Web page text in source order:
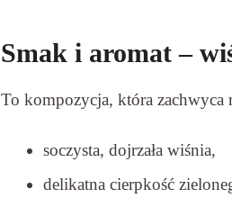
Smak i aromat –
To kompozycja, która zachwyca
soczysta, dojrzała wiśnia,
delikatna cierpkość